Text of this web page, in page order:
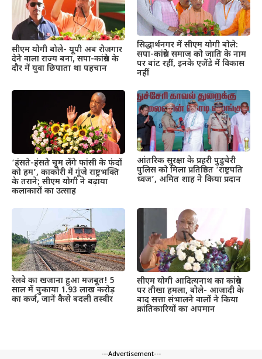
सीएम योगी बोले- यूपी अब रोजगार
देने वाला राज्य बना, सपा-कांग्रेस के
दौर में युवा छिपाता था पहचान
सिद्धार्थनगर में सीएम योगी बोले:
सपा-कांग्रेस समाज को जाति के नाम
पर बांट रहीं, इनके एजेंडे में विकास
नहीं
‘हंसते-हंसते चूम लेंगे फांसी के फंदों
को हम’, काकोरी में गूंजे राष्ट्रभक्ति
के तराने; सीएम योगी ने बढ़ाया
कलाकारों का उत्साह
आंतरिक सुरक्षा के प्रहरी पुडुचेरी
पुलिस को मिला प्रतिष्ठित ‘राष्ट्रपति
ध्वज’, अमित शाह ने किया प्रदान
रेलवे का खजाना हुआ मजबूत! 5
साल में चुकाया 1.93 लाख करोड़
का कर्ज, जानें कैसे बदली तस्वीर
सीएम योगी आदित्यनाथ का कांग्रेस
पर तीखा हमला, बोले- आजादी के
बाद सत्ता संभालने वालों ने किया
क्रांतिकारियों का अपमान
---Advertisement---